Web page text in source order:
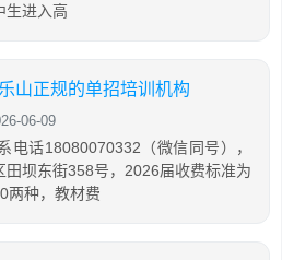
生进入高
山正规的单招培训机构
06-09
电话18080070332（微信同号），
坝东街358号，2026届收费标准为
两种，教材费